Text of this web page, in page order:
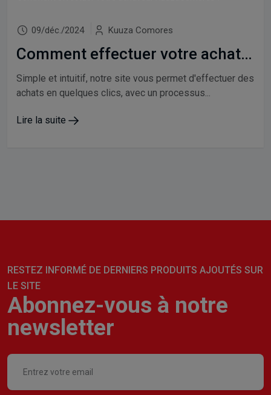
09/déc./2024 Kuuza Comores
Comment effectuer votre achat sur KuuzaComores ?
Simple et intuitif, notre site vous permet d'effectuer des
achats en quelques clics, avec un processus...
Lire la suite
RESTEZ INFORMÉ DE DERNIERS PRODUITS AJOUTÉS SUR
LE SITE
Abonnez-vous à notre
newsletter